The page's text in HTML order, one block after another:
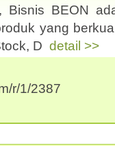
Bisnis BEON
yang
D detail >>
r/1/2387